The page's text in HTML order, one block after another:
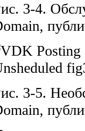
3-4.
3-5.